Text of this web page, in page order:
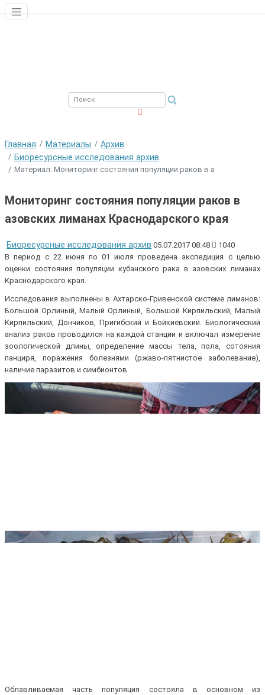
Главная Материалы
Архив
Биоресурсные исследования архив
Материал: Мониторинг состояния популяции раков в а
Мониторинг состояния популяции раков в
азовских лиманах Краснодарского края
Биоресурсные исследования архив 05.07.2017 08:48
1040
В период с 22 июня по 01 июля проведена экспедиция с целью
оценки состояния популяции кубанского рака в азовских лиманах
Краснодарского края.
Исследования выполнены в Ахтарско-Гривенской системе лиманов:
Большой Орлиный, Малый Орлиный, Большой Кирпильский, Малый
Кирпильский, Дончиков, Пригибский и Бойкиевский. Биологический
анализ раков проводился на каждой станции и включал измерение
зоологической длины, определение массы тела, пола, сотояния
панциря, поражения болезнями (ржаво-пятнистое заболевание),
наличие паразитов и симбионтов.
Облавливаемая часть популяция состояла в основном из